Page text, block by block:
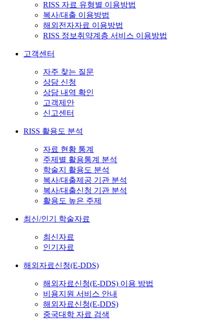
RISS 자료 유형별 이용방법
복사/대출 이용방법
해외전자자료 이용방법
RISS 정보취약계층 서비스 이용방법
고객센터
자주 찾는 질문
상담 신청
상담 내역 확인
고객제안
신고센터
RISS 활용도 분석
자료 현황 통계
주제별 활용통계 분석
학술지 활용도 분석
복사/대출제공 기관 분석
복사/대출신청 기관 분석
활용도 높은 주제
최신/인기 학술자료
최신자료
인기자료
해외자료신청(E-DDS)
해외자료신청(E-DDS) 이용 방법
비용지원 서비스 안내
해외자료신청(E-DDS)
중국대학 자료 검색